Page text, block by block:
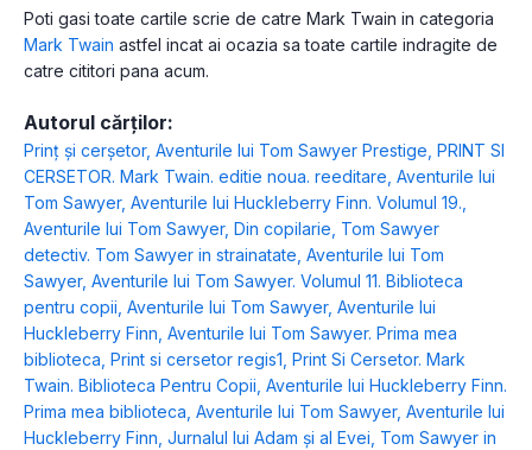
Poti gasi toate cartile scrie de catre Mark Twain in categoria
Mark Twain astfel incat ai ocazia sa toate cartile indragite de
catre cititori pana acum.
Autorul cărților:
Prinț și cerșetor, Aventurile lui Tom Sawyer Prestige PRINT SI
CERSETOR. Mark Twain. editie noua. reeditare Aventurile lui
Tom Sawyer, Aventurile lui Huckleberry Finn. Volumul 19.
Aventurile lui Tom Sawyer, Din copilarie Tom Sawyer
detectiv. Tom Sawyer in strainatate Aventurile lui Tom
Sawyer, Aventurile lui Tom Sawyer. Volumul 11. Biblioteca
pentru copii Aventurile lui Tom Sawyer, Aventurile lui
Huckleberry Finn Aventurile lui Tom Sawyer. Prima mea
biblioteca Print si cersetor regis1 Print Si Cersetor. Mark
Twain. Biblioteca Pentru Copii Aventurile lui Huckleberry Finn.
Prima mea biblioteca Aventurile lui Tom Sawyer, Aventurile lui
Huckleberry Finn Jurnalul lui Adam și al Evei Tom Sawyer in